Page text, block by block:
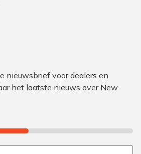
nieuwsbrief voor dealers en
het laatste nieuws over New